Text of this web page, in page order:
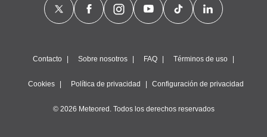
Contacto Sobre nosotros FAQ Términos de uso
Cookies Política de privacidad Configuración de privacidad
© 2026 Meteored. Todos los derechos reservados